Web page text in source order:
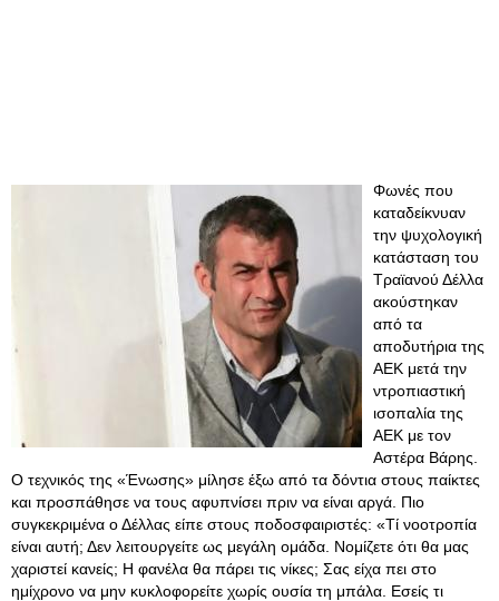
Φωνές που
καταδείκνυαν
την ψυχολογική
κατάσταση του
Τραϊανού Δέλλα
ακούστηκαν
από τα
αποδυτήρια της
ΑΕΚ μετά την
ντροπιαστική
ισοπαλία της
ΑΕΚ με τον
Αστέρα Βάρης.
Ο τεχνικός της «Ένωσης» μίλησε έξω από τα δόντια στους παίκτες
και προσπάθησε να τους αφυπνίσει πριν να είναι αργά. Πιο
συγκεκριμένα ο Δέλλας είπε στους ποδοσφαιριστές: «Τί νοοτροπία
είναι αυτή; Δεν λειτουργείτε ως μεγάλη ομάδα. Νομίζετε ότι θα μας
χαριστεί κανείς; Η φανέλα θα πάρει τις νίκες; Σας είχα πει στο
ημίχρονο να μην κυκλοφορείτε χωρίς ουσία τη μπάλα. Εσείς τι